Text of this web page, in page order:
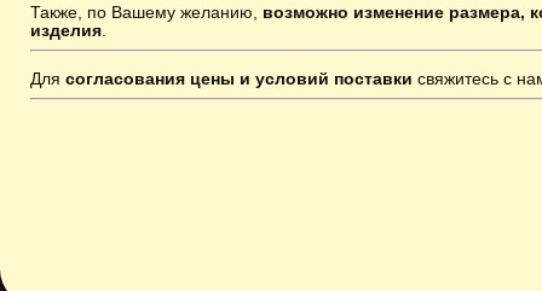
Также, по Вашему желанию, возможно изменение размера,
изделия
Для согласования цены и условий поставки свяжитесь с